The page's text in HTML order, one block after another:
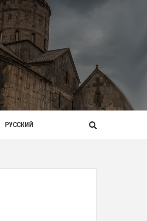
РУССКИЙ